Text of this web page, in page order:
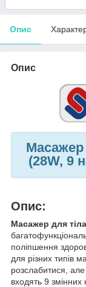
Опис
Опис
Масажер
(28W, 9
Опис:
Масажер для
поліпшення
для різних типів
розслабитися,
входять 9